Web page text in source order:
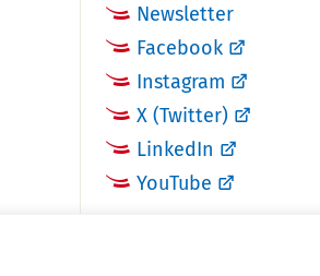
Newsletter
Facebook
Instagram
X (Twitter)
LinkedIn
YouTube